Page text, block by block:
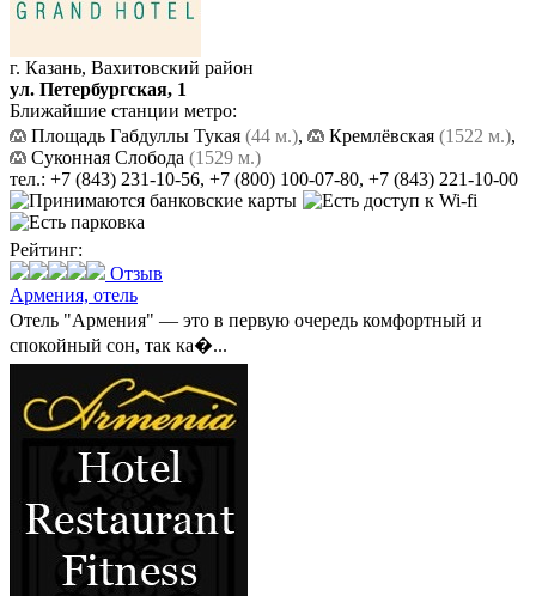
г. Казань, Вахитовский район
ул. Петербургская, 1
Ближайшие станции метро:
Площадь Габдуллы Тукая (44 м.), Кремлёвская (1522 м.),
Суконная Слобода (1529 м.)
тел.: +7 (843) 231-10-56, +7 (800) 100-07-80, +7 (843) 221-10-00
Рейтинг:
Отзыв
Армения, отель
Отель "Армения" — это в первую очередь комфортный и
спокойный сон, так ка�...